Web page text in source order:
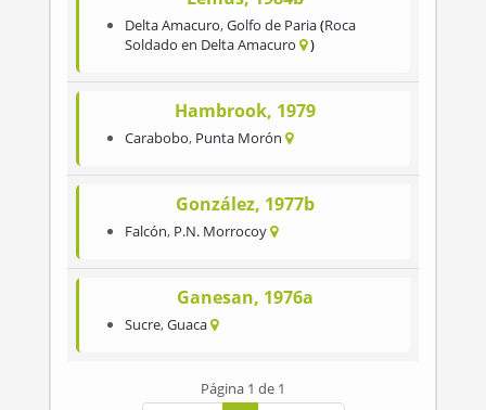
Delta Amacuro,Golfo de Paria Roca
Soldado en Delta Amacuro
Hambrook, 1979
Carabobo, Punta Morón
González, 1977b
Falcón, P.N. Morrocoy
Ganesan, 1976a
Sucre,Guaca
Página 1 de 1